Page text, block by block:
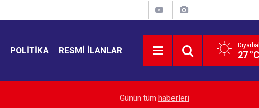
POLITIKA RESMI İLANLAR 27
Avcılar Belediyesi soruşturması: 12 kişi
Günün tüm haberleri